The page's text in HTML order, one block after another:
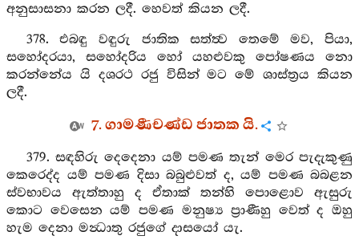
අනුසාසනා කරන ලදී. හෙවත් කියන ලදී.
378. එබඳු වඳුරු ජාතික සත්ත්‍ව තෙමේ මව, පියා,
සහෝදරයා, සහෝදරිය හෝ යහළුවකු පෝෂණය නො
කරන්නේය යි දශරථ රජු විසින් මට මේ ශාස්ත්‍රය කියන
ලදී.
7. ගාමණීචණ්ඩ ජාතක යි.
379. සඳහිරු දෙදෙනා යම් පමණ තැන් මෙර පැදැකුණු
කෙරෙද්ද යම් පමණ දිසා බබුළුවත් ද, යම් පමණ බබළන
ස්වභාවය ඇත්තාහු ද ඒතාක් තන්හි පොළොව ඇසුරු
කොට වෙසෙන යම් පමණ මනුෂ්‍ය ප්‍රාණීහු වෙත් ද ඔහු
හැම දෙනා මන්‍ධාතු රජුගේ දාසයෝ යැ.